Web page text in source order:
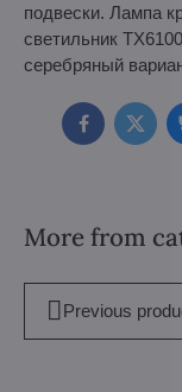
подвески. Лампа
светильник
серебряный
Facebook
More from
Previous